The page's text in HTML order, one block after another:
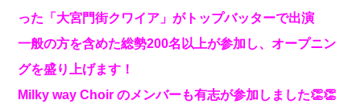
った「大宮門街クワイア」がトップバッターで出演
一般の方を含めた総勢200名以上が参加し、オープニン
グを盛り上げます！
Milky way Choir のメンバーも有志が参加しました👏👏